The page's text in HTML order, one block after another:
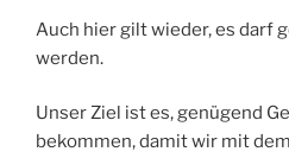
Auch hier gilt wieder, es darf
werden.
Unser Ziel ist es, genügend
bekommen, damit wir mit